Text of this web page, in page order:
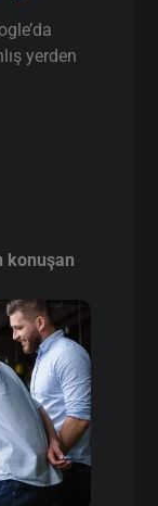
yerden
konuşan